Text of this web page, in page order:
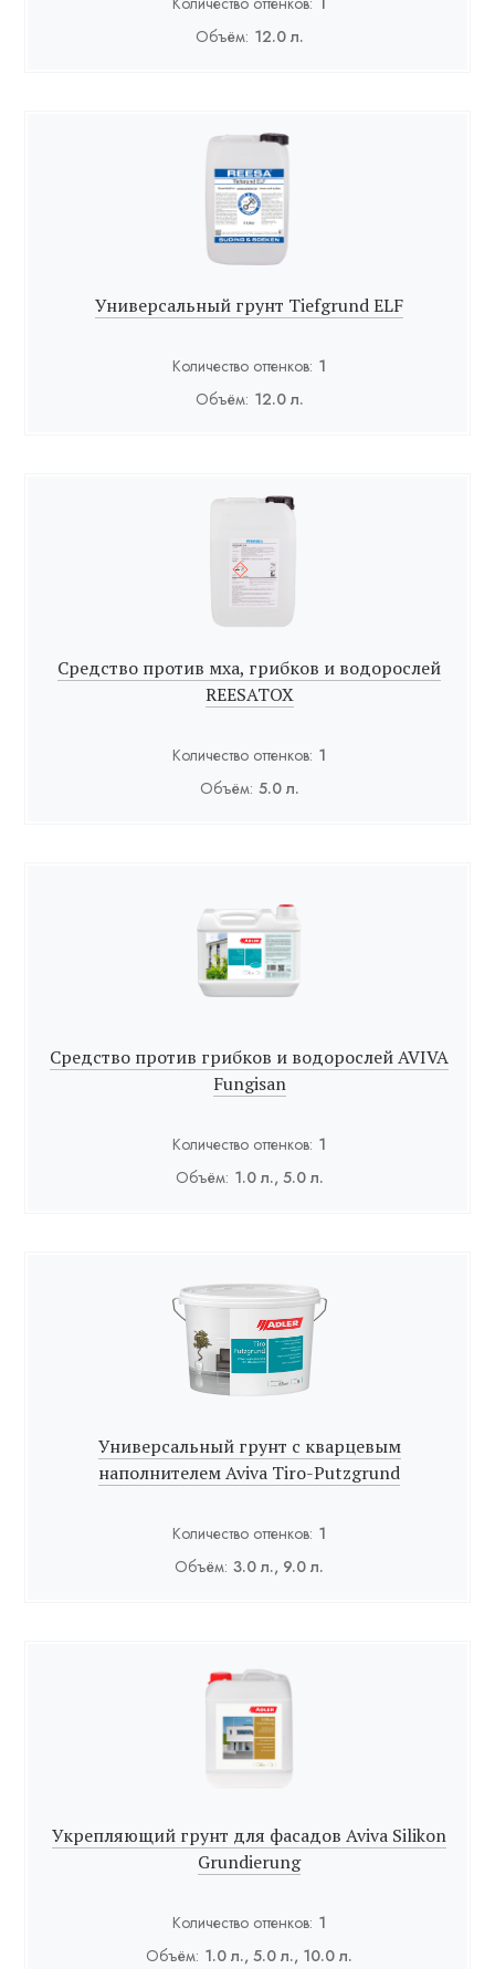
Объём: 12.0 л.
Универсальный грунт Tiefgrund ELF
Количество оттенков: 1
Объём: 12.0 л.
Средство против мха, грибков и водорослей
REESATOX
Количество оттенков: 1
Объём: 5.0 л.
Средство против грибков и водорослей AVIVA
Fungisan
Количество оттенков: 1
Объём: 1.0 л., 5.0 л.
Универсальный грунт с кварцевым
наполнителем Aviva Tiro-Putzgrund
Количество оттенков: 1
Объём: 3.0 л., 9.0 л.
Укрепляющий грунт для фасадов Aviva Silikon
Grundierung
Количество оттенков: 1
Объём: 1.0 л., 5.0 л., 10.0 л.